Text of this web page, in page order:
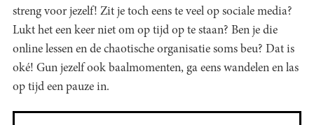
streng voor jezelf! Zit je toch eens te veel op sociale media?
Lukt het een keer niet om op tijd op te staan? Ben je die
online lessen en de chaotische organisatie soms beu? Dat is
oké! Gun jezelf ook baalmomenten, ga eens wandelen en las
op tijd een pauze in.